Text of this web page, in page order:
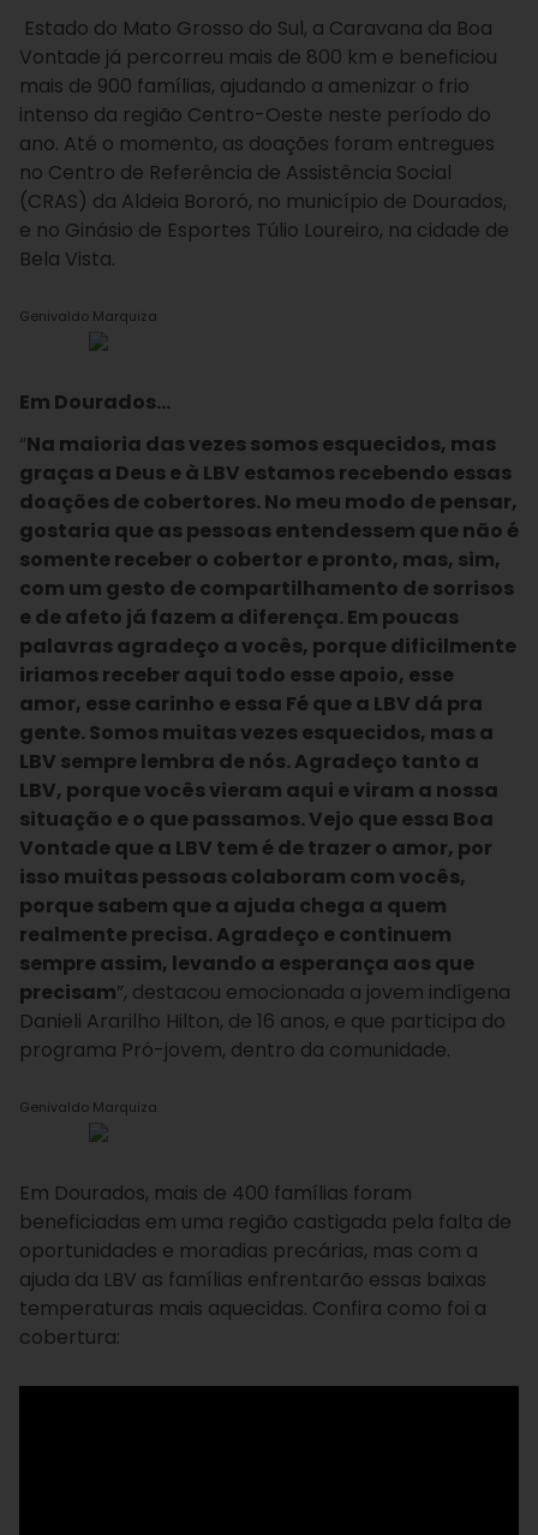
Estado do Mato Grosso do Sul, a Caravana da Boa
Vontade já percorreu mais de 800 km e beneficiou
mais de 900 famílias, ajudando a amenizar o frio
intenso da região Centro-Oeste neste período do
ano. Até o momento, as doações foram entregues
no Centro de Referência de Assistência Social
(CRAS) da Aldeia Bororó, no município de Dourados,
e no Ginásio de Esportes Túlio Loureiro, na cidade de
Bela Vista.
Genivaldo Marquiza
Em Dourados…
“Na maioria das vezes somos esquecidos, mas
graças a Deus e à LBV estamos recebendo essas
doações de cobertores. No meu modo de pensar,
gostaria que as pessoas entendessem que não é
somente receber o cobertor e pronto, mas, sim,
com um gesto de compartilhamento de sorrisos
e de afeto já fazem a diferença. Em poucas
palavras agradeço a vocês, porque dificilmente
iriamos receber aqui todo esse apoio, esse
amor, esse carinho e essa Fé que a LBV dá pra
gente. Somos muitas vezes esquecidos, mas a
LBV sempre lembra de nós. Agradeço tanto a
LBV, porque vocês vieram aqui e viram a nossa
situação e o que passamos. Vejo que essa Boa
Vontade que a LBV tem é de trazer o amor, por
isso muitas pessoas colaboram com vocês,
porque sabem que a ajuda chega a quem
realmente precisa. Agradeço e continuem
sempre assim, levando a esperança aos que
precisam”, destacou emocionada a jovem indígena
Danieli Ararilho Hilton, de 16 anos, e que participa do
programa Pró-jovem, dentro da comunidade.
Genivaldo Marquiza
Em Dourados, mais de 400 famílias foram
beneficiadas em uma região castigada pela falta de
oportunidades e moradias precárias, mas com a
ajuda da LBV as famílias enfrentarão essas baixas
temperaturas mais aquecidas. Confira como foi a
cobertura: